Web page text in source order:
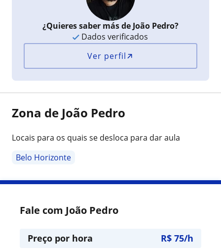
¿Quieres saber más de João Pedro?
Dados verificados
Ver perfil
Zona de João Pedro
Locais para os quais se desloca para dar aula
Belo Horizonte
Fale com João Pedro
Preço por hora R$ 75/h